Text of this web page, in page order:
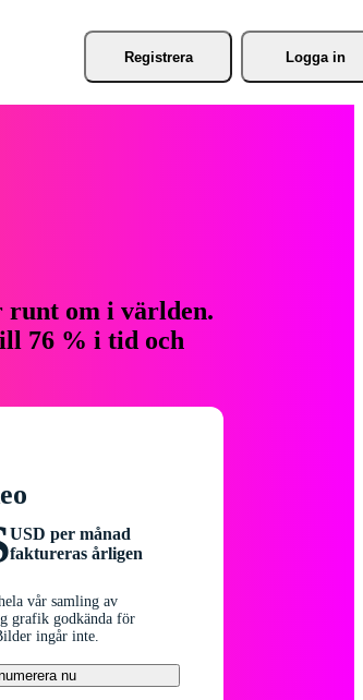
Registrera Logga in
runt om i världen.
76 % i tid och
USD per månad
faktureras årligen
vår samling av
grafik godkända för
ingår inte.
nu